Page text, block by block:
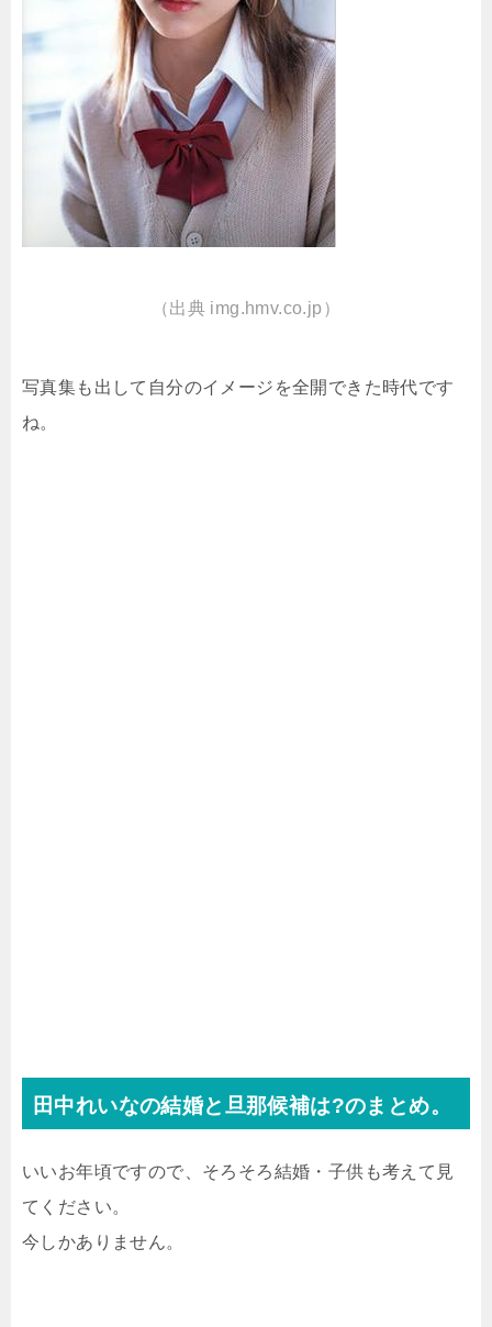
（出典 img.hmv.co.jp）
写真集も出して自分のイメージを全開できた時代です
ね。
田中れいなの結婚と旦那候補は?のまとめ。
いいお年頃ですので、そろそろ結婚・子供も考えて見
てください。
今しかありません。